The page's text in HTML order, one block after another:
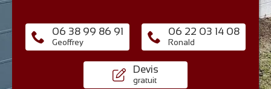
06 38 99 86 91
Geoffrey
06 22 03 14 08
Ronald
Devis
gratuit